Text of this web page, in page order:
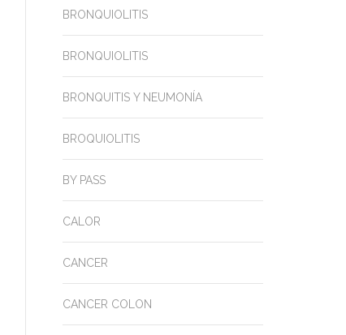
BRONQUIOLITIS
BRONQUIOLITIS
BRONQUITIS Y NEUMONÍA
BROQUIOLITIS
BY PASS
CALOR
CANCER
CANCER COLON